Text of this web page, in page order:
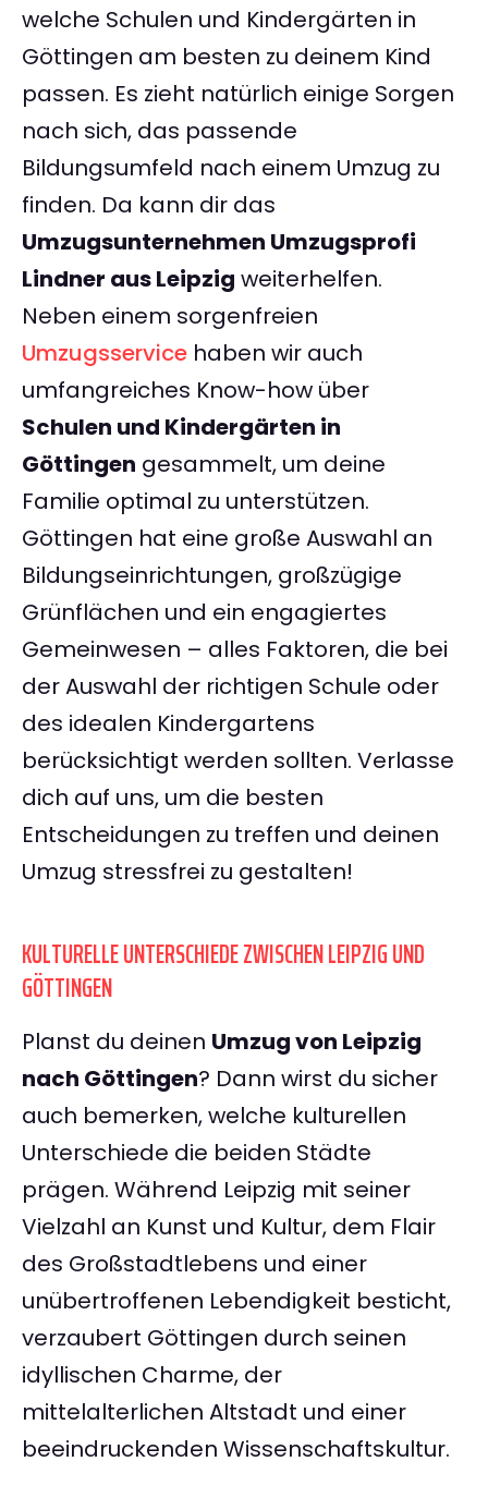
welche Schulen und Kindergärten in
Göttingen am besten zu deinem Kind
passen. Es zieht natürlich einige Sorgen
nach sich, das passende
Bildungsumfeld nach einem Umzug zu
finden. Da kann dir das
Umzugsunternehmen Umzugsprofi
Lindner aus Leipzig weiterhelfen.
Neben einem sorgenfreien
Umzugsservice haben wir auch
umfangreiches Know-how über
Schulen und Kindergärten in
Göttingen gesammelt, um deine
Familie optimal zu unterstützen.
Göttingen hat eine große Auswahl an
Bildungseinrichtungen, großzügige
Grünflächen und ein engagiertes
Gemeinwesen – alles Faktoren, die bei
der Auswahl der richtigen Schule oder
des idealen Kindergartens
berücksichtigt werden sollten. Verlasse
dich auf uns, um die besten
Entscheidungen zu treffen und deinen
Umzug stressfrei zu gestalten!
KULTURELLE UNTERSCHIEDE ZWISCHEN LEIPZIG UND
GÖTTINGEN
Planst du deinen Umzug von Leipzig
nach Göttingen? Dann wirst du sicher
auch bemerken, welche kulturellen
Unterschiede die beiden Städte
prägen. Während Leipzig mit seiner
Vielzahl an Kunst und Kultur, dem Flair
des Großstadtlebens und einer
unübertroffenen Lebendigkeit besticht,
verzaubert Göttingen durch seinen
idyllischen Charme, der
mittelalterlichen Altstadt und einer
beeindruckenden Wissenschaftskultur.